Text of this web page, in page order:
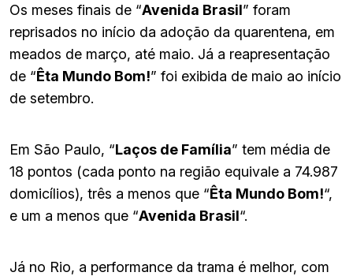
Os meses finais de “Avenida Brasil” foram
reprisados no início da adoção da quarentena, em
meados de março, até maio. Já a reapresentação
de “Êta Mundo Bom!” foi exibida de maio ao início
de setembro.
Em São Paulo, “Laços de Família” tem média de
18 pontos (cada ponto na região equivale a 74.987
domicílios), três a menos que “Êta Mundo Bom!“,
e um a menos que “Avenida Brasil“.
Já no Rio, a performance da trama é melhor, com